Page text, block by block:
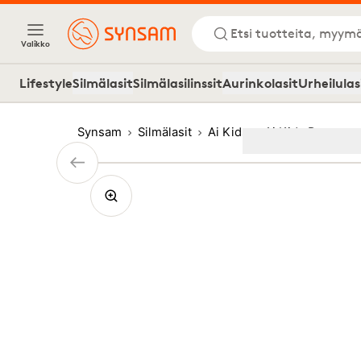
Valikko
Etsi tuotteita,
LifestyleSilmälasitSilmälasilinssitAurinkolasit
Synsam Silmälasit Ai Kids Ai Kids